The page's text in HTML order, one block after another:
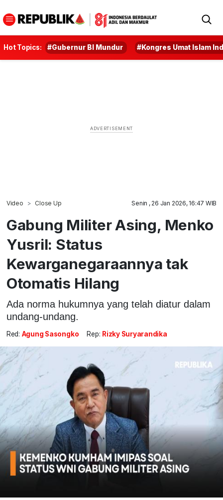
Hot Topics: #Gubernur BI Mundur #Kongres Umat Islam
Video Close Up Senin , 26 Jan 2026, 16:47 WIB
Gabung Militer Asing, Menko
Yusril: Status
Kewarganegaraannya tak
Otomatis Hilang
Ada norma hukumnya yang telah diatur dalam
undang-undang.
Red: Agung Sasongko Rep: Rizky Suryarandika